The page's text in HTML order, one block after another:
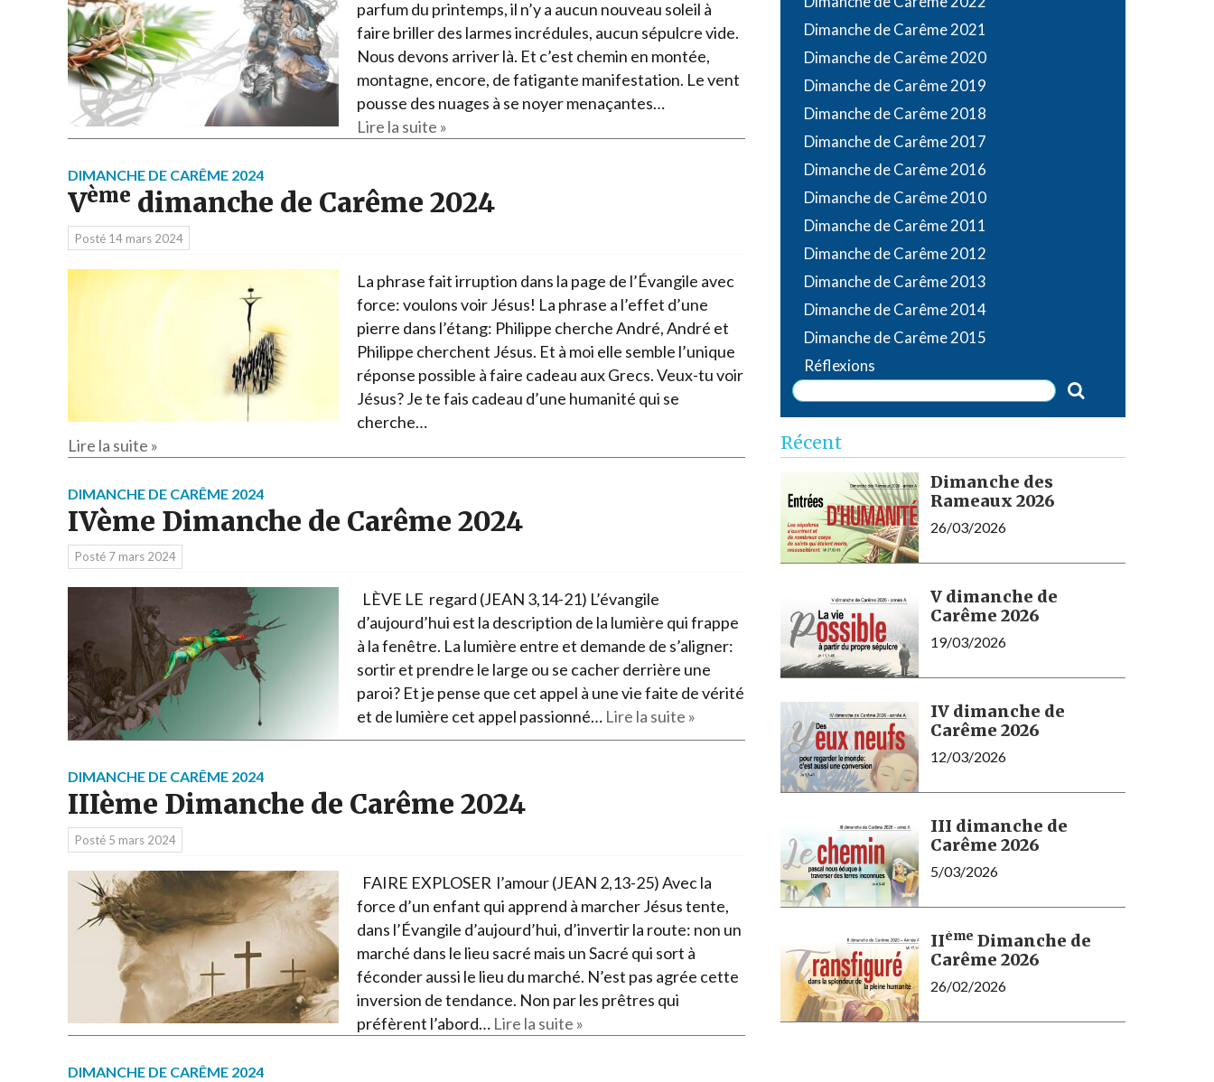
Narzole
San Lorenzo di Fossano
parfum du printemps, il n’y a aucun nouveau soleil à
faire briller des larmes incrédules, aucun sépulcre vide.
Nous devons arriver là. Et c’est chemin en montée,
montagne, encore, de fatigante manifestation. Le vent
pousse des nuages à se noyer menaçantes…
Lire la suite »
DIMANCHE DE CARÊME 2024
Vème dimanche de Carême 2024
Posté 14 mars 2024
La phrase fait irruption dans la page de l’Évangile avec
force: voulons voir Jésus! La phrase a l’effet d’une
pierre dans l’étang: Philippe cherche André, André et
Philippe cherchent Jésus. Et à moi elle semble l’unique
réponse possible à faire cadeau aux Grecs. Veux-tu voir
Jésus? Je te fais cadeau d’une humanité qui se
cherche…
Lire la suite »
DIMANCHE DE CARÊME 2024
IVème Dimanche de Carême 2024
Posté 7 mars 2024
LÈVE LE regard (JEAN 3,14-21) L’évangile
d’aujourd’hui est la description de la lumière qui frappe
à la fenêtre. La lumière entre et demande de s’aligner:
sortir et prendre le large ou se cacher derrière une
paroi? Et je pense que cet appel à une vie faite de vérité
et de lumière cet appel passionné… Lire la suite »
DIMANCHE DE CARÊME 2024
IIIème Dimanche de Carême 2024
Posté 5 mars 2024
FAIRE EXPLOSER l’amour (JEAN 2,13-25) Avec la
force d’un enfant qui apprend à marcher Jésus tente,
dans l’Évangile d’aujourd’hui, d’invertir la route: non un
marché dans le lieu sacré mais un Sacré qui sort à
féconder aussi le lieu du marché. N’est pas agrée cette
inversion de tendance. Non par les prêtres qui
préfèrent l’abord… Lire la suite »
DIMANCHE DE CARÊME 2024
Dimanche de Carême 2021
Dimanche de Carême 2020
Dimanche de Carême 2019
Dimanche de Carême 2018
Dimanche de Carême 2017
Dimanche de Carême 2016
Dimanche de Carême 2010
Dimanche de Carême 2011
Dimanche de Carême 2012
Dimanche de Carême 2013
Dimanche de Carême 2014
Dimanche de Carême 2015
Réflexions
Récent
Dimanche des
Rameaux 2026
26/03/2026
V dimanche de
Carême 2026
19/03/2026
IV dimanche de
Carême 2026
12/03/2026
III dimanche de
Carême 2026
5/03/2026
IIème Dimanche de
Carême 2026
26/02/2026